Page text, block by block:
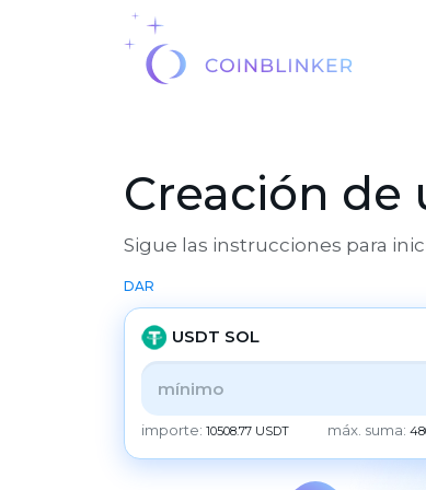
Creación
Sigue las instrucciones para
DAR
USDT SOL
TODOS
CHECK
importe:10508.77 USDT máx. suma: